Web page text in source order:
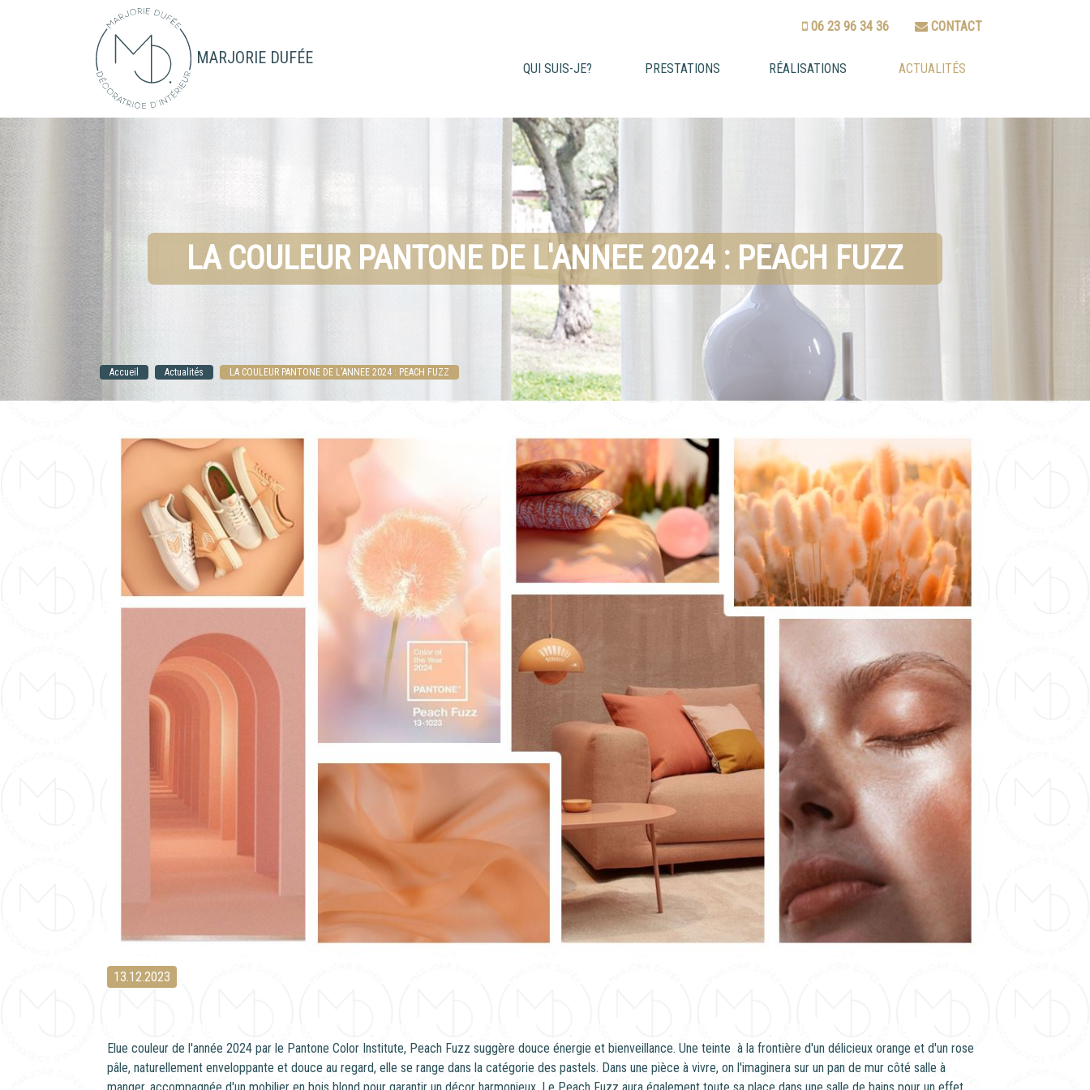
LA COULEUR PANTONE DE L'ANNEE 2024 : PEACH FUZZ
Accueil Actualités LA COULEUR PANTONE DE L'ANNEE 2024 : PEACH FUZZ
13.12.2023
Elue couleur de l'année 2024 par le Pantone Color Institute, Peach Fuzz suggère douce énergie et bienveillance. Une teinte à la frontière d'un délicieux orange et d'un rose
pâle, naturellement enveloppante et douce au regard, elle se range dans la catégorie des pastels. Dans une pièce à vivre, on l'imaginera sur un pan de mur côté salle à
MARJORIE DUFÉE
QUI SUIS-JE? PRESTATIONS RÉALISATIONS ACTUALITÉS
06 23 96 34 36 CONTACT